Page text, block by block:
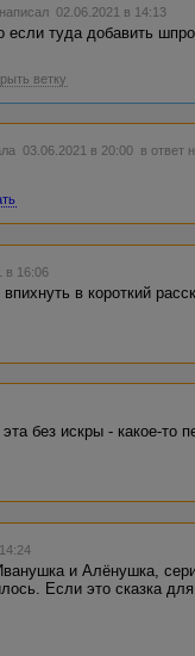
написал 02.06.2021 в 14:13
туда добавить
ветку
03.06.2021 в 20:00 в ответ
в 16:06
в короткий
без искры - какое-то
и Алёнушка,
Если это сказка